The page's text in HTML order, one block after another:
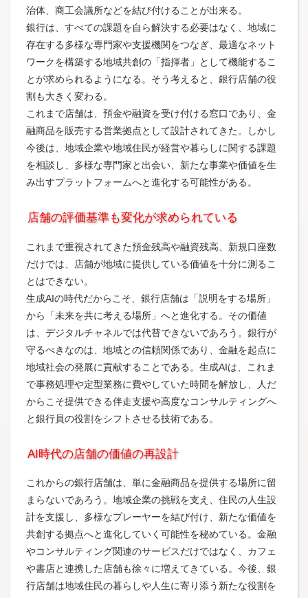
治体、商工会議所などを結び付けることが出来る。
銀行は、すべての課題を自ら解決する必要はなく、地域に
存在する多様な専門家や支援機関をつなぎ、最適なネット
ワークを構築する地域共創の「指揮者」として機能するこ
とが求められるようになる。そう考えると、銀行店舗の役
割も大きく変わる。
これまで店舗は、預金や融資を受け付ける窓口であり、金
融商品を販売する営業拠点として設計されてきた。しかし
今後は、地域企業や地域住民が経営や暮らしに関する課題
を相談し、多様な専門家と出会い、新たな事業や価値を生
み出すプラットフォームへと進化する可能性がある。
店舗の評価基準も変化が求められている
これまで重視されてきた預金残高や融資残高、新規口座数
だけでは、店舗が地域に提供している価値を十分に測るこ
とはできない。
生成AIの時代だからこそ、銀行店舗は「説明をする場所」
から「未来を共に考える場所」へと進化する。その価値
は、デジタルチャネルでは代替できないであろう。銀行が
守るべきなのは、地域との信頼関係であり、金融を起点に
地域社会の発展に貢献することである。生成AIは、これま
で事務処理や定型業務に費やしていた時間を解放し、人だ
からこそ提供できる伴走支援や高度なコンサルティングへ
と銀行員の役割をシフトさせる技術である。
AI時代の店舗の価値の再設計
これからの銀行店舗は、単に金融商品を提供する場所に留
まらないであろう。地域企業の挑戦を支え、住民の人生設
計を支援し、多様なプレーヤーを結び付け、新たな価値を
共創する拠点へと進化していく可能性を秘めている。金融
やコンサルティング関連のサービスだけではなく、カフェ
や書店と連携した店舗も徐々に増えてきている。今後、銀
行店舗は地域住民の暮らしや人生に寄り添う新たな役割を